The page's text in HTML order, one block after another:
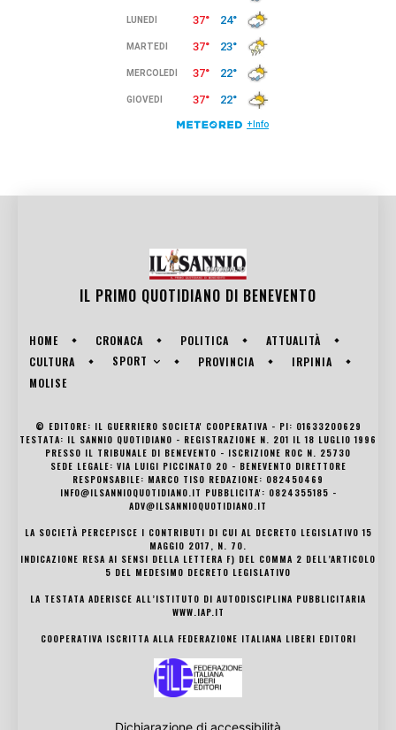
IL PRIMO QUOTIDIANO DI BENEVENTO
HOME CRONACA POLITICA
ATTUALITÀ
CULTURA
SPORT PROVINCIA
IRPINIA
MOLISE
© EDITORE: IL GUERRIERO SOCIETA' COOPERATIVA - PI: 01633200629
TESTATA: IL SANNIO QUOTIDIANO - REGISTRAZIONE N. 201 IL 18 LUGLIO 1996
PRESSO IL TRIBUNALE DI BENEVENTO - ISCRIZIONE ROC N. 25730
SEDE LEGALE: VIA LUIGI PICCINATO 20 - BENEVENTO DIRETTORE
RESPONSABILE: MARCO TISO REDAZIONE: 082450469
INFO@ILSANNIOQUOTIDIANO.IT PUBBLICITA': 0824355185 -
ADV@ILSANNIOQUOTIDIANO.IT
LA SOCIETÀ PERCEPISCE I CONTRIBUTI DI CUI AL DECRETO LEGISLATIVO 15
MAGGIO 2017, N. 70.
INDICAZIONE RESA AI SENSI DELLA LETTERA F) DEL COMMA 2 DELL’ARTICOLO
5 DEL MEDESIMO DECRETO LEGISLATIVO
LA TESTATA ADERISCE ALL’ISTITUTO DI AUTODISCIPLINA PUBBLICITARIA
WWW.IAP.IT
COOPERATIVA ISCRITTA ALLA FEDERAZIONE ITALIANA LIBERI EDITORI
Dichiarazione di accessibilità